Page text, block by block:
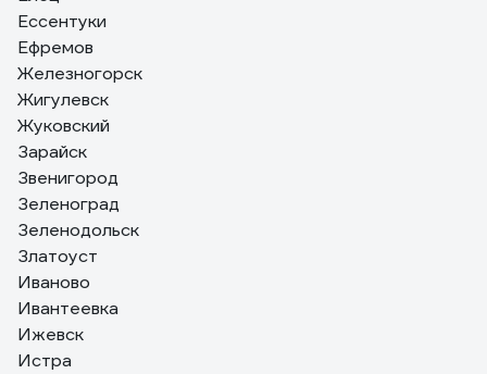
Ессентуки
Ефремов
Железногорск
Жигулевск
Жуковский
Зарайск
Звенигород
Зеленоград
Зеленодольск
Златоуст
Иваново
Ивантеевка
Ижевск
Истра